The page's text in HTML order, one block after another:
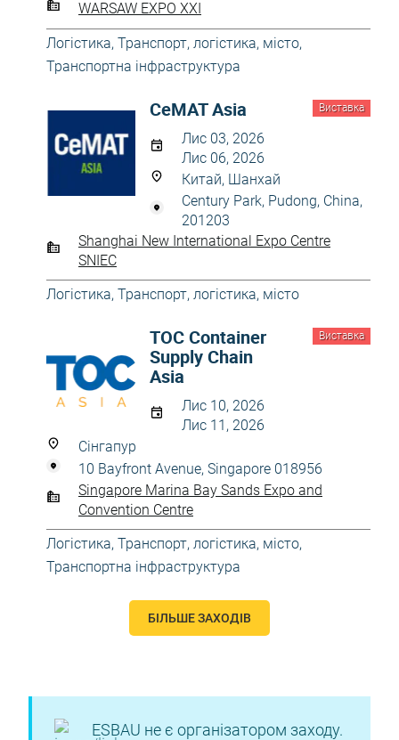
WARSAW EXPO XXI
Логістика, Транспорт, логістика, місто,
Транспортна інфраструктура
Виставка
CeMAT Asia
Лис 03, 2026
Лис 06, 2026
Китай, Шанхай
Century Park, Pudong, China,
201203
Shanghai New International Expo Centre
SNIEC
Логістика, Транспорт, логістика, місто
Виставка
TOC Container
Supply Chain
Asia
Лис 10, 2026
Лис 11, 2026
Сінгапур
10 Bayfront Avenue, Singapore 018956
Singapore Marina Bay Sands Expo and
Convention Centre
Логістика, Транспорт, логістика, місто,
Транспортна інфраструктура
БІЛЬШЕ ЗАХОДІВ
ESBAU не є організатором заходу.